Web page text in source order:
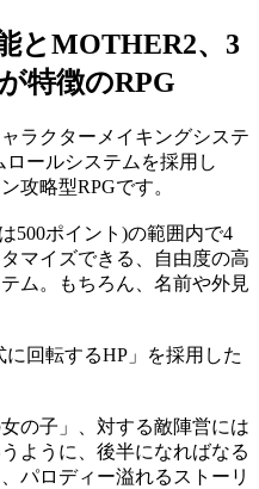
とMOTHER2、3
特徴のRPG
ラクターメイキングシステ
ロールシステムを採用し
攻略型RPGです。
500ポイント)の範囲内で4
マイズできる、自由度の高
ム。もちろん、名前や外見
に回転するHP」を採用した
の子」、対する敵陣営には
ように、後半になればなる
パロディー溢れるストーリ